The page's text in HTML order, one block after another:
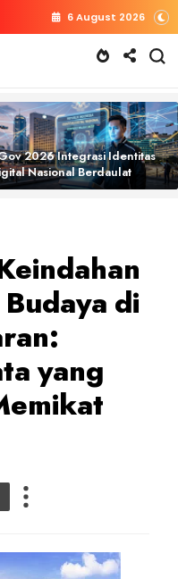
6 August 2026
2026 Integrasi Identitas
Nasional Berdaulat
di
yang